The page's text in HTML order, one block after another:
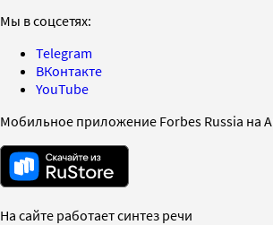
Мы в соцсетях:
Telegram
ВКонтакте
YouTube
Мобильное приложение Forbes Russia на
На сайте работает синтез речи